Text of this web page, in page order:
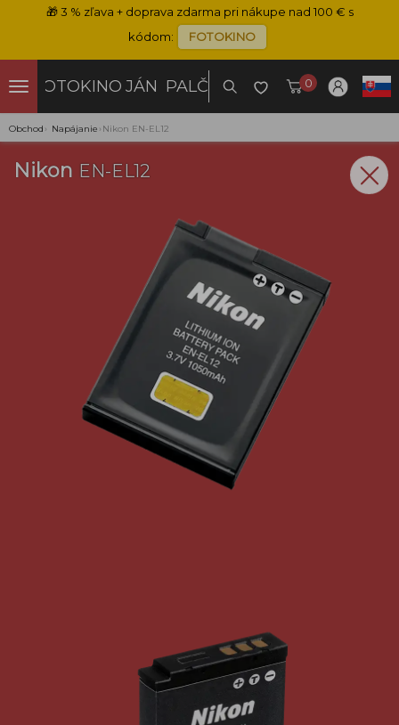
🎁3 % zľava + doprava zdarma pri nákupe nad 100 € s
kódom:
FOTOKINO
FOTOKINO JÁN PALČO 0
Obchod › Napájanie › Nikon EN-EL12
Nikon EN-EL12